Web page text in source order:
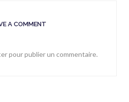
A COMMENT
pour publier un commentaire.